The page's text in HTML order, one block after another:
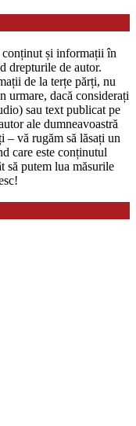
conținut și informații în
drepturile de autor.
de la terțe părți, nu
urmare, dacă considerați
sau text publicat pe
ale dumneavoastră
– vă rugăm să lăsați un
care este conținutul
să putem lua măsurile